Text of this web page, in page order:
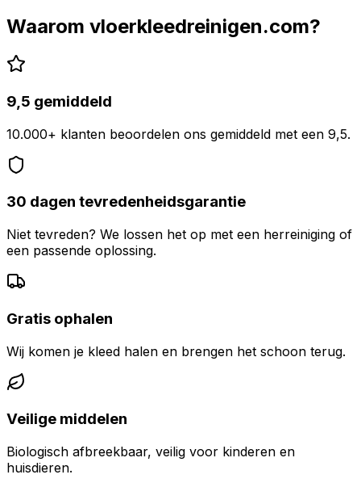
Waarom vloerkleedreinigen.com?
9,5 gemiddeld
10.000+ klanten beoordelen ons gemiddeld met een 9,5.
30 dagen tevredenheidsgarantie
Niet tevreden? We lossen het op met een herreiniging of
een passende oplossing.
Gratis ophalen
Wij komen je kleed halen en brengen het schoon terug.
Veilige middelen
Biologisch afbreekbaar, veilig voor kinderen en
huisdieren.